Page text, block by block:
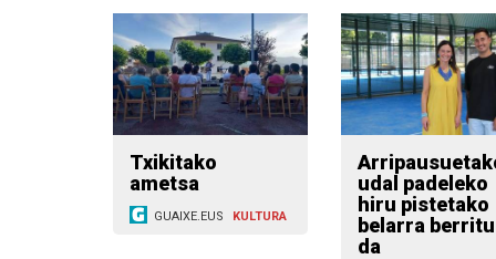
Txikitako
ametsa
GUAIXE.EUS KULTURA
udal padeleko
hiru pistetako
belarra berritu
da